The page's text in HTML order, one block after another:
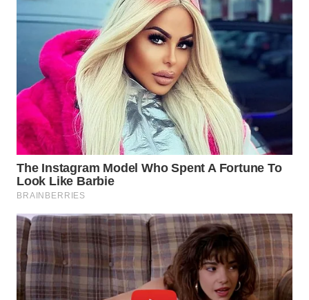
WN
DAIRI
WN
DANAU
TOBA
WN
NIAS
WN
WN
TAPANULI
SELATAN